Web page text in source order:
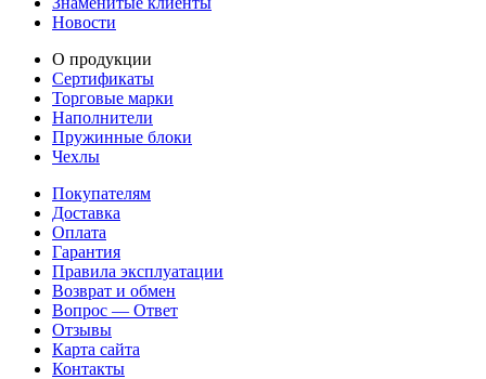
Новости
О продукции
Сертификаты
Торговые марки
Наполнители
Пружинные блоки
Чехлы
Покупателям
Доставка
Оплата
Гарантия
Правила эксплуатации
Возврат и обмен
Вопрос — Ответ
Отзывы
Карта сайта
Контакты